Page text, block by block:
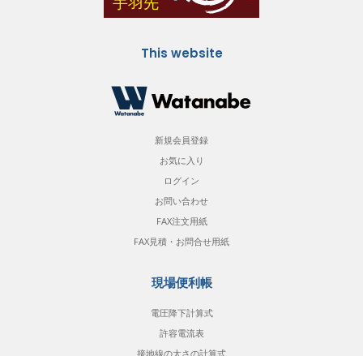
This website
新規会員登録
お気に入り
ログイン
お問い合わせ
FAX注文用紙
FAX見積・お問合せ用紙
現場便利帳
電圧降下計算式
許容電流表
接地線の太さの計算式